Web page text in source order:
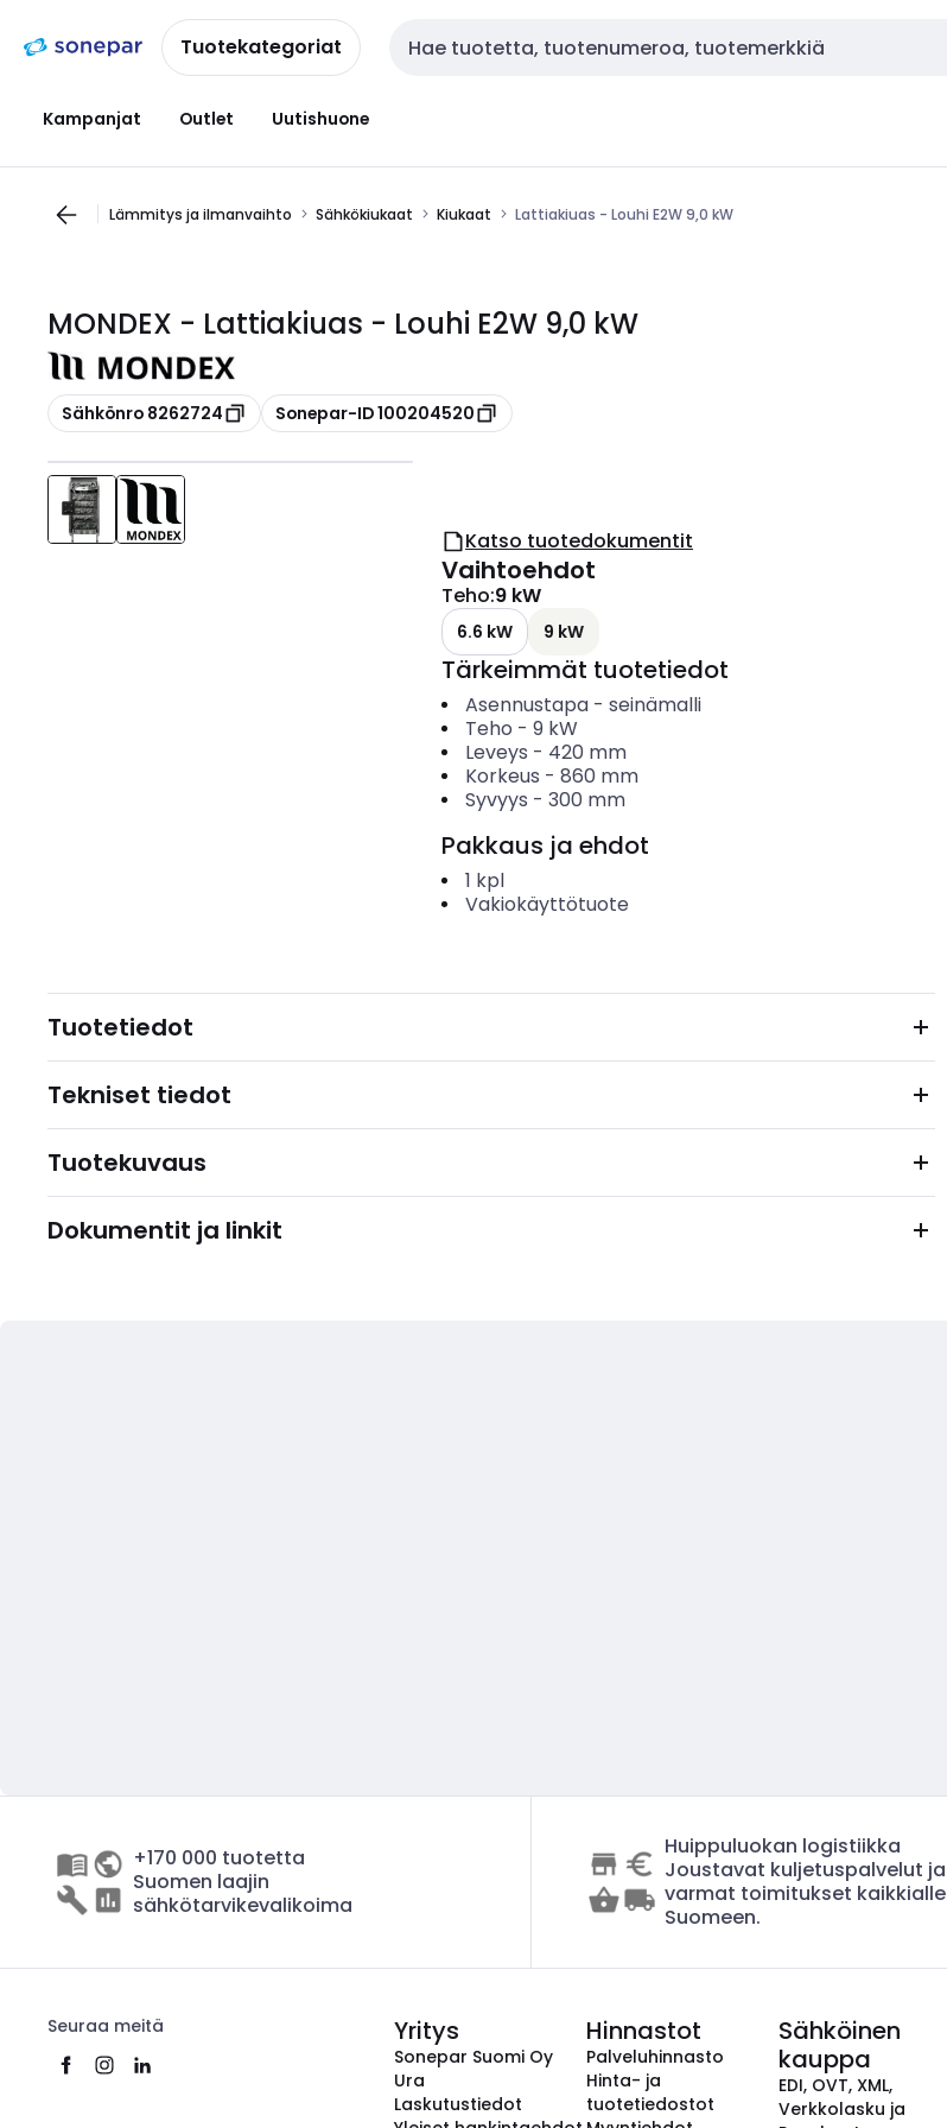
navigointiinsisältöönTuotekategoriat Haku
Kampanjat Outlet Uutishuone
Lämmitys ja ilmanvaihto Sähkökiukaat Kiukaat Lattiakiuas - Louhi E2W 9,0 kW
MONDEX - Lattiakiuas - Louhi E2W 9,0 kW
Kopioi
Sähkönro 8262724 Kopioi
Sonepar-ID 100204520
Katso tuotedokumentit
Vaihtoehdot
Teho:9 kW
6.6 kW 9 kW
Tärkeimmät tuotetiedot
Asennustapa- seinämalli
Teho - 9 kW
Leveys - 420 mm
Korkeus - 860 mm
Syvyys - 300 mm
Pakkaus ja ehdot
1 kpl
Vakiokäyttötuote
Tuotetiedot
Tekniset tiedot
Tuotekuvaus
Dokumentit ja linkit
+170 000 tuotetta
Suomen laajin
sähkötarvikevalikoima
Huippuluokan logistiikka
Joustavat kuljetuspalvelut ja
varmat toimitukset kaikkialle
Suomeen.
Seuraa meitä Yritys
Sonepar Suomi Oy
Ura
Laskutustiedot
Hinnastot
Palveluhinnasto
Hinta- ja
tuotetiedostot
Sähköinen
kauppa
EDI, OVT, XML,
Verkkolasku ja